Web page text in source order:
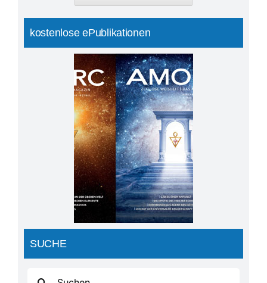
kostenlose ePublikationen
SUCHE